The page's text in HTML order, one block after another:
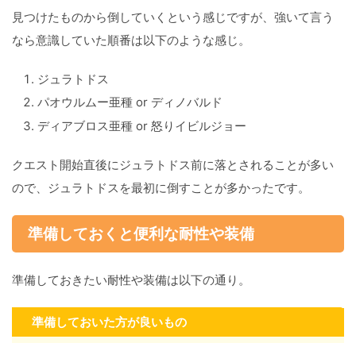
見つけたものから倒していくという感じですが、強いて言う
なら意識していた順番は以下のような感じ。
ジュラトドス
パオウルムー亜種 or ディノバルド
ディアブロス亜種 or 怒りイビルジョー
クエスト開始直後にジュラトドス前に落とされることが多い
ので、ジュラトドスを最初に倒すことが多かったです。
準備しておくと便利な耐性や装備
準備しておきたい耐性や装備は以下の通り。
準備しておいた方が良いもの